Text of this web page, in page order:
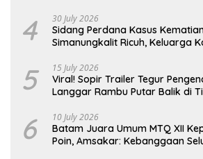
4 30 July 2026
Sidang Perdana Kasus
Simanungkalit Ricuh, Keluarga
5 15 July 2026
Viral! Sopir Trailer Tegur
Langgar Rambu Putar Balik di
6 10 July 2026
Batam Juara Umum MTQ XII
Poin, Amsakar: Kebanggaan